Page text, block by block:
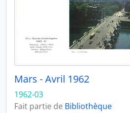
Mars - Avril 1962
1962-03
Fait partie de Bibliothèque